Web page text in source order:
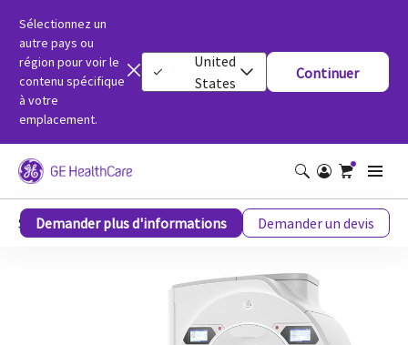
Sélectionnez un
autre pays ou
région pour voir le
contenu spécifique
à votre
emplacement.
United
States
Continuer
SIGNA™ Hero IRM 3T, 70 cm
Demander plus d'informations Demander un devis